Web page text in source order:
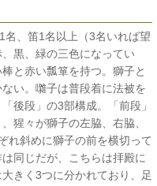
、笛1名以上（3名いれば望
黒、緑の三色になってい
と赤い瓢箪を持つ。獅子と
い。囃子は普段着に法被を
後段」の3部構成。「前段」
猩々が獅子の左脇、右脇、
れ斜めに獅子の前を横切って
同じだが、こちらは拝殿に
きく3つに分かれており、足